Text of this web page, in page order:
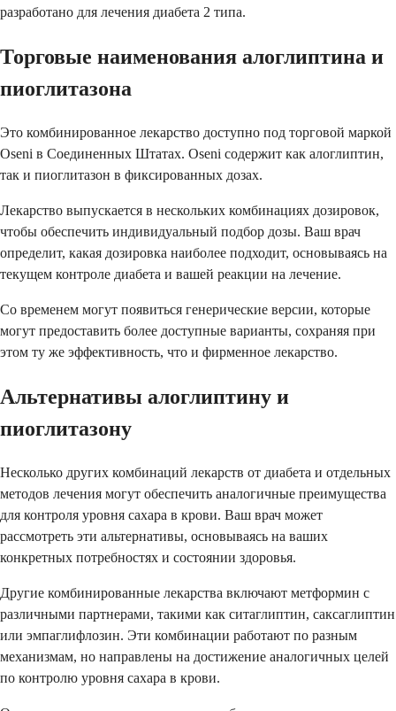
разработано для лечения диабета 2 типа.
Торговые наименования алоглиптина и
пиоглитазона
Это комбинированное лекарство доступно под торговой маркой
Oseni в Соединенных Штатах. Oseni содержит как алоглиптин,
так и пиоглитазон в фиксированных дозах.
Лекарство выпускается в нескольких комбинациях дозировок,
чтобы обеспечить индивидуальный подбор дозы. Ваш врач
определит, какая дозировка наиболее подходит, основываясь на
текущем контроле диабета и вашей реакции на лечение.
Со временем могут появиться генерические версии, которые
могут предоставить более доступные варианты, сохраняя при
этом ту же эффективность, что и фирменное лекарство.
Альтернативы алоглиптину и
пиоглитазону
Несколько других комбинаций лекарств от диабета и отдельных
методов лечения могут обеспечить аналогичные преимущества
для контроля уровня сахара в крови. Ваш врач может
рассмотреть эти альтернативы, основываясь на ваших
конкретных потребностях и состоянии здоровья.
Другие комбинированные лекарства включают метформин с
различными партнерами, такими как ситаглиптин, саксаглиптин
или эмпаглифлозин. Эти комбинации работают по разным
механизмам, но направлены на достижение аналогичных целей
по контролю уровня сахара в крови.